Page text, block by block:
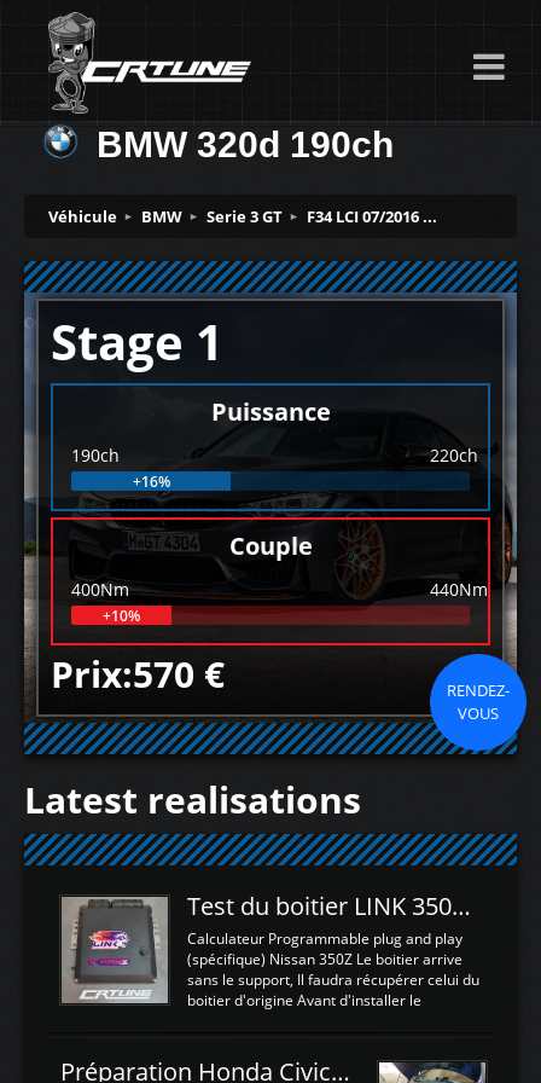
BMW 320d 190ch
Véhicule BMW Serie 3 GT F34 LCI 07/2016 ...
Stage 1
Puissance
190ch 220ch
+16%
Couple
400Nm 440Nm
+10%
Prix:570 €
RENDEZ-
VOUS
Latest realisations
Test du boitier LINK 350Z Plugin ECU
Calculateur Programmable plug and play
(spécifique) Nissan 350Z Le boitier arrive
sans le support, Il faudra récupérer celui du
boitier d'origine Avant d'installer le
d'envoyer l'information de la large bande
Préparation Honda Civic Type R FK2